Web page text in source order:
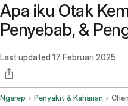
Apa iku Otak
Penyebab, &
Last updated 17 Februari 2025
Ngarep Penyakit & Kahanan